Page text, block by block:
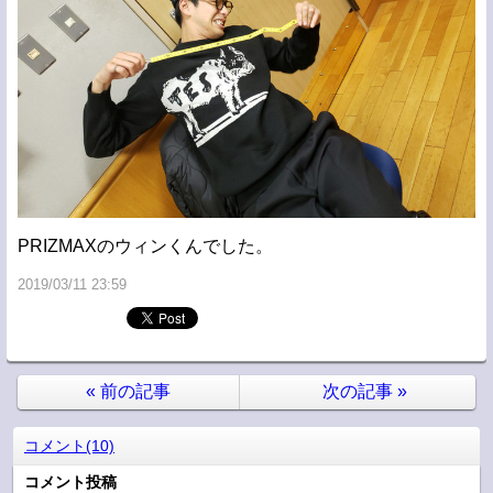
PRIZMAXのウィンくんでした。
2019/03/11 23:59
« 前の記事 次の記事 »
コメント(10)
コメント投稿